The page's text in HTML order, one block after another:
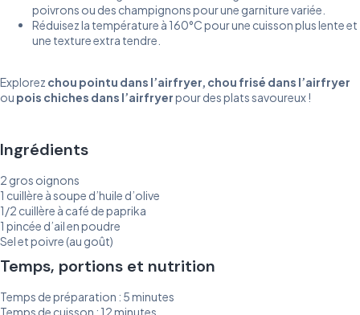
poivrons ou des champignons pour une garniture variée.
Réduisez la température à 160°C pour une cuisson plus lente et
une texture extra tendre.
Explorez chou pointu dans l’airfryer, chou frisé dans l’airfryer
ou pois chiches dans l’airfryerpour des plats savoureux !
Ingrédients
2 gros oignons
1 cuillère à soupe d’huile d’olive
1/2 cuillère à café de paprika
1 pincée d’ail en poudre
Sel et poivre (au goût)
Temps, portions et nutrition
Temps de préparation : 5 minutes
Temps de cuisson : 12 minutes